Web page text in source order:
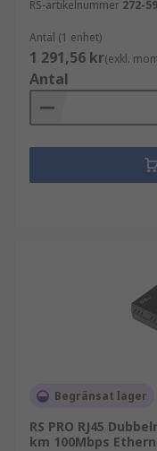
RS-artikelnummer 272-
Antal (1 enhet)
1 291,56 kr(exkl.
Antal
Begränsat lager
RS PRO RJ45
km 100Mbps